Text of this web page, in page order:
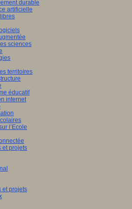
durable
artificielle
sciences
territoires
éducatif
internet
l’Ecole
et projets
et projets